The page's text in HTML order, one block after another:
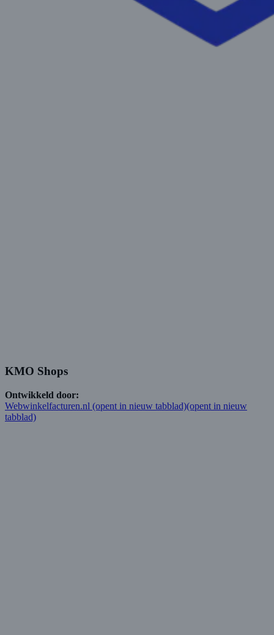
KMO Shops
Ontwikkeld door:
Webwinkelfacturen.nl (opent in nieuw tabblad)(opent in nieuw
tabblad)